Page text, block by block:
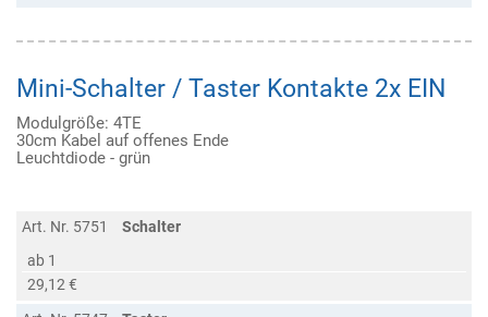
Mini-Schalter / Taster Kontakte 2x EIN
Modulgröße: 4TE
30cm Kabel auf offenes Ende
Leuchtdiode - grün
Art. Nr. 5751
Schalter
ab 1
29,12 €